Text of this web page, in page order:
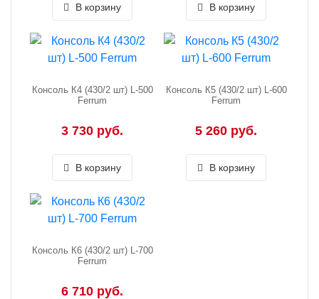
В корзину В корзину
Консоль К4 (430/2 шт) L-500
Ferrum
3 730 руб.
В корзину
Консоль К5 (430/2 шт) L-600
Ferrum
5 260 руб.
В корзину
Консоль К6 (430/2 шт) L-700
Ferrum
6 710 руб.